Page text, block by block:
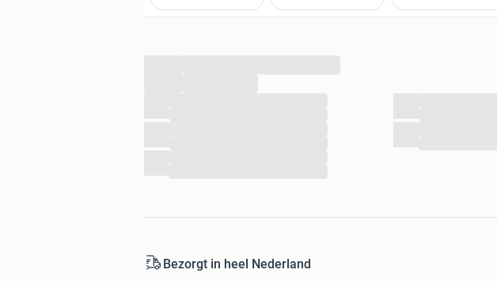
Bezorgt in heel Nederland